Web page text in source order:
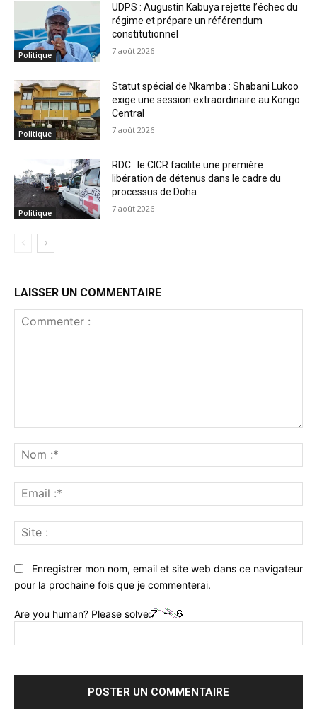
Politique
UDPS : Augustin Kabuya rejette l’échec du
régime et prépare un référendum
constitutionnel
7 août 2026
Politique
Statut spécial de Nkamba : Shabani Lukoo
exige une session extraordinaire au Kongo
Central
7 août 2026
Politique
RDC : le CICR facilite une première
libération de détenus dans le cadre du
processus de Doha
7 août 2026
LAISSER UN COMMENTAIRE
:*
:*
:
Enregistrer mon nom, email et site web dans ce navigateur
pour la prochaine fois que je commenterai.
Are you human? Please solve: